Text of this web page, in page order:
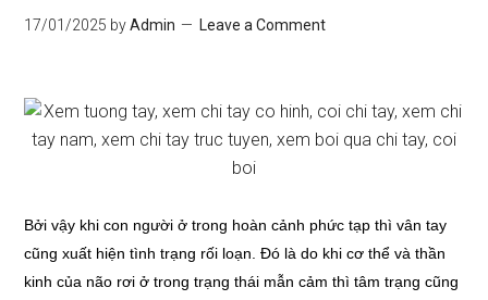
17/01/2025 byAdmin Leave a Comment
Bởi vậy khi con người ở trong hoàn cảnh phức tạp thì vân tay
cũng xuất hiện tình trạng rối loạn. Đó là do khi cơ thể và thần
kinh của não rơi ở trong trạng thái mẫn cảm thì tâm trạng cũng